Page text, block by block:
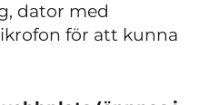
dator med
för att kunna